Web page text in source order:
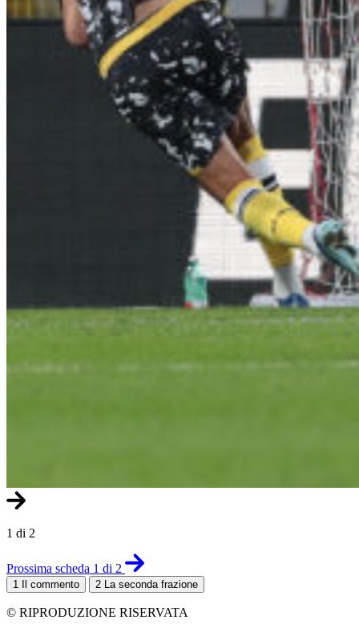
1 di 2
Prossima scheda 1 di 2
1 Il commento 2 La seconda frazione
© RIPRODUZIONE RISERVATA